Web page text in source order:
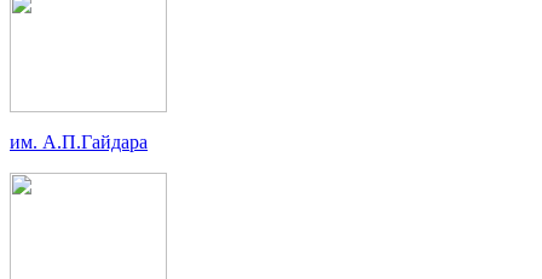
им. А.П.Гайдара